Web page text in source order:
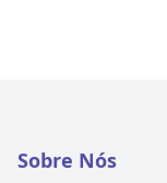
Sobre Nós